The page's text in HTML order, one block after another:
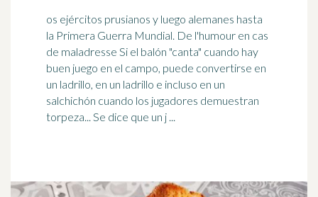
os ejércitos prusianos y luego alemanes hasta
la Primera Guerra Mundial. De l'humour en cas
de maladresse Si el balón "canta" cuando hay
buen juego en el campo, puede convertirse en
un ladrillo, en un ladrillo e incluso en un
salchichón cuando los jugadores demuestran
torpeza... Se dice que un j ...